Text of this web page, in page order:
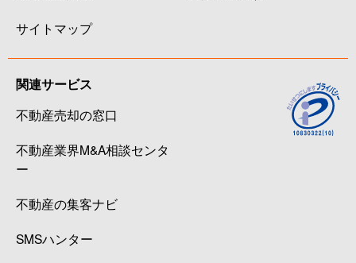
サイトマップ
関連サービス
不動産売却の窓口
不動産業界M&A相談センタ
ー
不動産の集客ナビ
SMSハンター